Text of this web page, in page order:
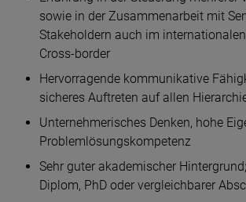
sowie in der Zusammenarbeit mit
Stakeholdern auch im
Cross-border
Hervorragende kommunikative
sicheres Auftreten auf allen
Unternehmerisches Denken, hohe
Problemlösungskompetenz
Sehr guter akademischer
Diplom, PhD oder vergleichbarer